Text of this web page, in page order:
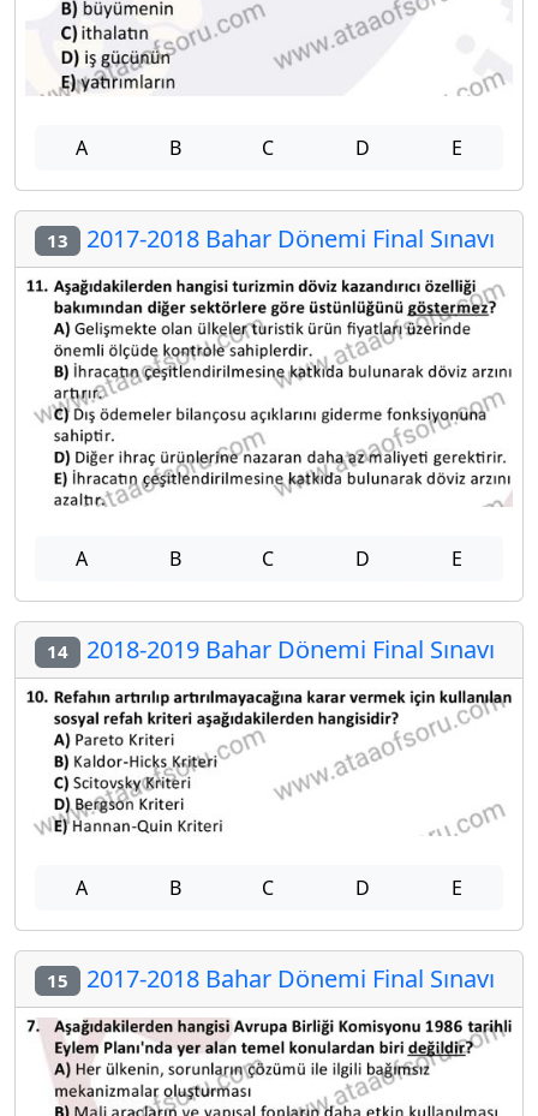
A B C D E
13 2017-2018 Bahar Dönemi Final Sınavı
A B C D E
14 2018-2019 Bahar Dönemi Final Sınavı
A B C D E
15 2017-2018 Bahar Dönemi Final Sınavı